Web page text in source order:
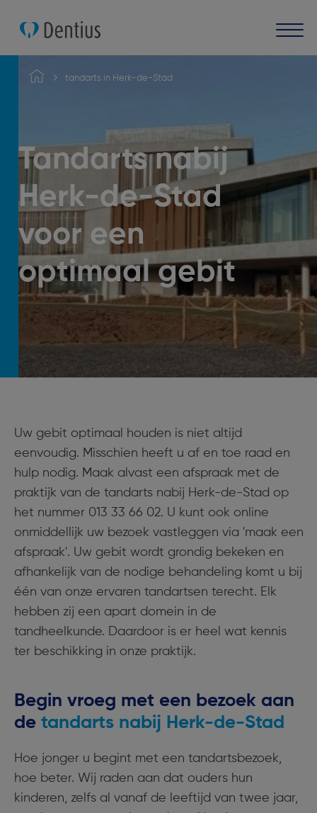
tandarts in Herk-de-Stad
Tandarts nabij
Herk-de-Stad
voor een
optimaal gebit
Uw gebit optimaal houden is niet altijd
eenvoudig. Misschien heeft u af en toe raad en
hulp nodig. Maak alvast een afspraak met de
praktijk van de tandarts nabij Herk-de-Stad op
het nummer 013 33 66 02. U kunt ook online
onmiddellijk uw bezoek vastleggen via 'maak een
afspraak'. Uw gebit wordt grondig bekeken en
afhankelijk van de nodige behandeling komt u bij
één van onze ervaren tandartsen terecht. Elk
hebben zij een apart domein in de
tandheelkunde. Daardoor is er heel wat kennis
ter beschikking in onze praktijk.
Begin vroeg met een bezoek aan
de tandarts nabij Herk-de-Stad
Hoe jonger u begint met een tandartsbezoek,
hoe beter. Wij raden aan dat ouders hun
kinderen, zelfs al vanaf de leeftijd van twee jaar,